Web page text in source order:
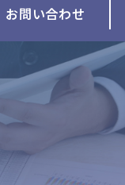
お問い合わせ